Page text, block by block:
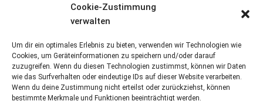
Cookie-Zustimmung
verwalten
Um dir ein optimales Erlebnis zu bieten, verwenden wir Technologien wie
Cookies, um Geräteinformationen zu speichern und/oder darauf
zuzugreifen. Wenn du diesen Technologien zustimmst, können wir Daten
wie das Surfverhalten oder eindeutige IDs auf dieser Website verarbeiten.
Wenn du deine Zustimmung nicht erteilst oder zurückziehst, können
bestimmte Merkmale und Funktionen beeinträchtigt werden.
E-Mail-Adresse*
Website